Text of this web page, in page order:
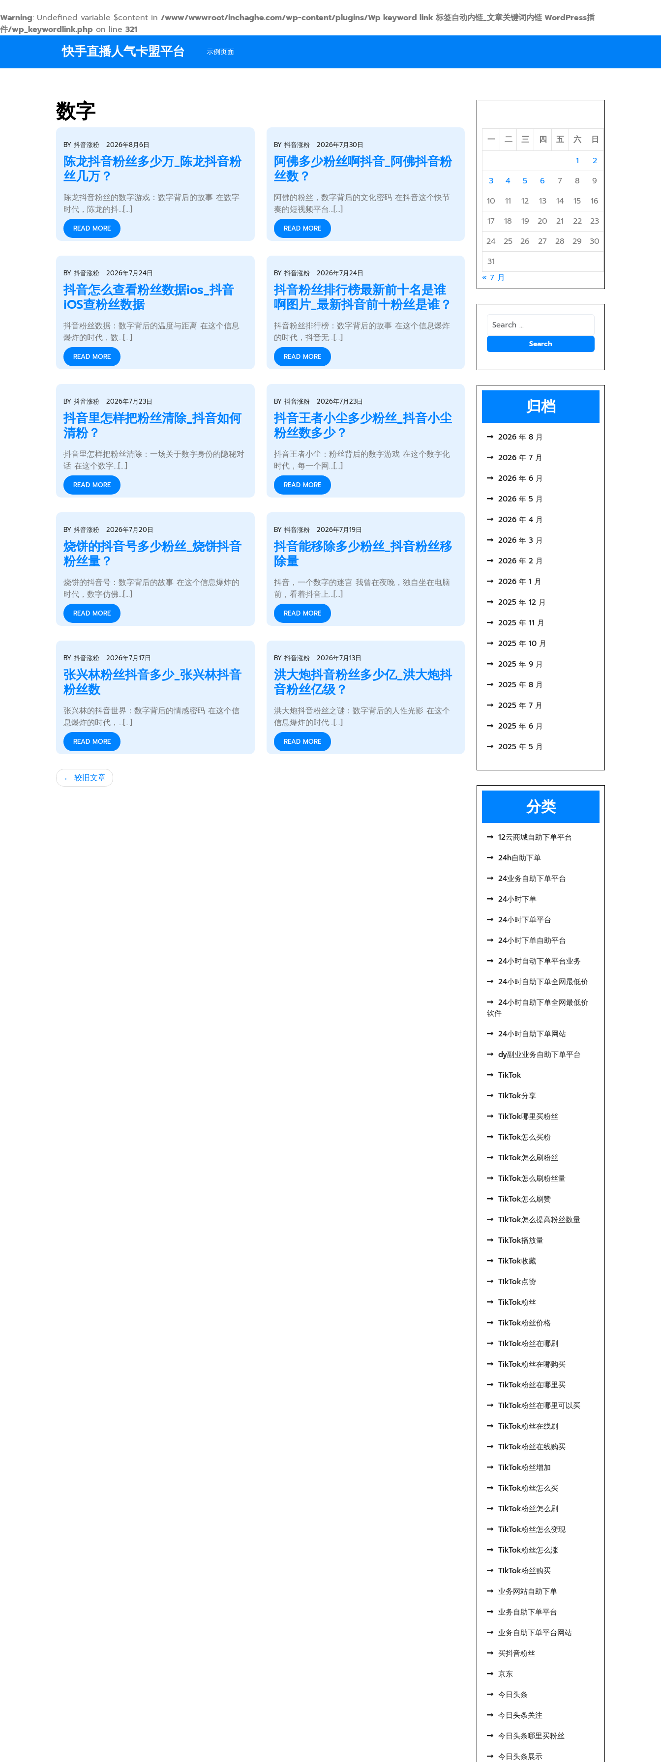
Warning: Undefined variable $content in /www/wwwroot/inchaghe.com/wp-content/plugins/Wp keyword link 标签自动内链_文章关键词内链 WordPress插
件/wp_keywordlink.php on line 321
快手直播人气卡盟平台 示例页面
数字
BY 抖音涨粉 2026年8月6日
陈龙抖音粉丝多少万_陈龙抖音粉
丝几万？
陈龙抖音粉丝的数字游戏：数字背后的故事 在数字
时代，陈龙的抖…[...]
READ MORE
BY 抖音涨粉 2026年7月30日
阿佛多少粉丝啊抖音_阿佛抖音粉
丝数？
阿佛的粉丝，数字背后的文化密码 在抖音这个快节
奏的短视频平台…[...]
READ MORE
BY 抖音涨粉 2026年7月24日
抖音怎么查看粉丝数据ios_抖音
iOS查粉丝数据
抖音粉丝数据：数字背后的温度与距离 在这个信息
爆炸的时代，数…[...]
READ MORE
BY 抖音涨粉 2026年7月24日
抖音粉丝排行榜最新前十名是谁
啊图片_最新抖音前十粉丝是谁？
抖音粉丝排行榜：数字背后的故事 在这个信息爆炸
的时代，抖音无…[...]
READ MORE
BY 抖音涨粉 2026年7月23日
抖音里怎样把粉丝清除_抖音如何
清粉？
抖音里怎样把粉丝清除：一场关于数字身份的隐秘对
话 在这个数字…[...]
READ MORE
BY 抖音涨粉 2026年7月23日
抖音王者小尘多少粉丝_抖音小尘
粉丝数多少？
抖音王者小尘：粉丝背后的数字游戏 在这个数字化
时代，每一个网…[...]
READ MORE
BY 抖音涨粉 2026年7月20日
烧饼的抖音号多少粉丝_烧饼抖音
粉丝量？
烧饼的抖音号：数字背后的故事 在这个信息爆炸的
时代，数字仿佛…[...]
READ MORE
BY 抖音涨粉 2026年7月19日
抖音能移除多少粉丝_抖音粉丝移
除量
抖音，一个数字的迷宫 我曾在夜晚，独自坐在电脑
前，看着抖音上…[...]
READ MORE
BY 抖音涨粉 2026年7月17日
张兴林粉丝抖音多少_张兴林抖音
粉丝数
张兴林的抖音世界：数字背后的情感密码 在这个信
息爆炸的时代，…[...]
READ MORE
BY 抖音涨粉 2026年7月13日
洪大炮抖音粉丝多少亿_洪大炮抖
音粉丝亿级？
洪大炮抖音粉丝之谜：数字背后的人性光影 在这个
信息爆炸的时代…[...]
READ MORE
文 较旧文章
一
二 三 四 五 六
日
1
2
3
4 5 6 7 8
9
10
11 12 13 14 15
16
17
18 19 20 21 22
23
24
25 26 27 28 29
30
31
« 7 月
归档
2026 年 8 月
2026 年 7 月
2026 年 6 月
2026 年 5 月
2026 年 4 月
2026 年 3 月
2026 年 2 月
2026 年 1 月
2025 年 12 月
2025 年 11 月
2025 年 10 月
2025 年 9 月
2025 年 8 月
2025 年 7 月
2025 年 6 月
2025 年 5 月
分类
12云商城自助下单平台
24h自助下单
24业务自助下单平台
24小时下单
24小时下单平台
24小时下单自助平台
24小时自动下单平台业务
24小时自助下单全网最低价
24小时自助下单全网最低价
软件
24小时自助下单网站
dy副业业务自助下单平台
TikTok
TikTok分享
TikTok哪里买粉丝
TikTok怎么买粉
TikTok怎么刷粉丝
TikTok怎么刷粉丝量
TikTok怎么刷赞
TikTok怎么提高粉丝数量
TikTok播放量
TikTok收藏
TikTok点赞
TikTok粉丝
TikTok粉丝价格
TikTok粉丝在哪刷
TikTok粉丝在哪购买
TikTok粉丝在哪里买
TikTok粉丝在哪里可以买
TikTok粉丝在线刷
TikTok粉丝在线购买
TikTok粉丝增加
TikTok粉丝怎么买
TikTok粉丝怎么刷
TikTok粉丝怎么变现
TikTok粉丝怎么涨
TikTok粉丝购买
业务网站自助下单
业务自助下单平台
业务自助下单平台网站
买抖音粉丝
京东
今日头条
今日头条关注
今日头条哪里买粉丝
今日头条展示